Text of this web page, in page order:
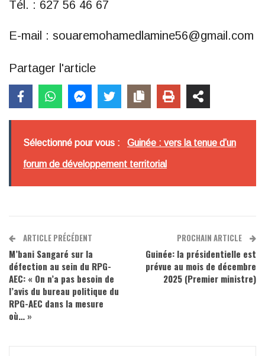
Tél. : 627 56 46 67
E-mail : souaremohamedlamine56@gmail.com
Partager l'article
Sélectionné pour vous : Guinée : vers la tenue d’un
forum de développement territorial
ARTICLE PRÉCÉDENT
M’bani Sangaré sur la
défection au sein du RPG-
AEC: « On n’a pas besoin de
l’avis du bureau politique du
RPG-AEC dans la mesure
où… »
PROCHAIN ARTICLE
Guinée: la présidentielle est
prévue au mois de décembre
2025 (Premier ministre)